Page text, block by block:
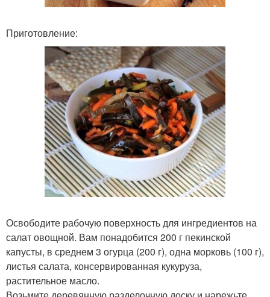
Приготовление:
Освободите рабочую поверхность для ингредиентов на
салат овощной. Вам понадобится 200 г пекинской
капусты, в среднем 3 огурца (200 г), одна морковь (100 г),
листья салата, консервированная кукуруза,
растительное масло.